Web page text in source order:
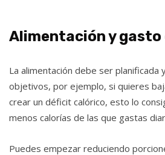
Alimentación y
La alimentación debe ser planificada
objetivos, por ejemplo, si quieres
crear un déficit calórico, esto lo
menos calorías de las que gastas
Puedes empezar reduciendo